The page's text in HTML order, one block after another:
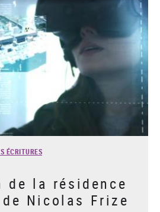
ÉCRITURES
de la résidence
Nicolas Frize